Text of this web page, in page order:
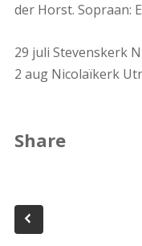
der Horst. Sopraan:
29 juli Stevenskerk
2 aug Nicolaïkerk
Share